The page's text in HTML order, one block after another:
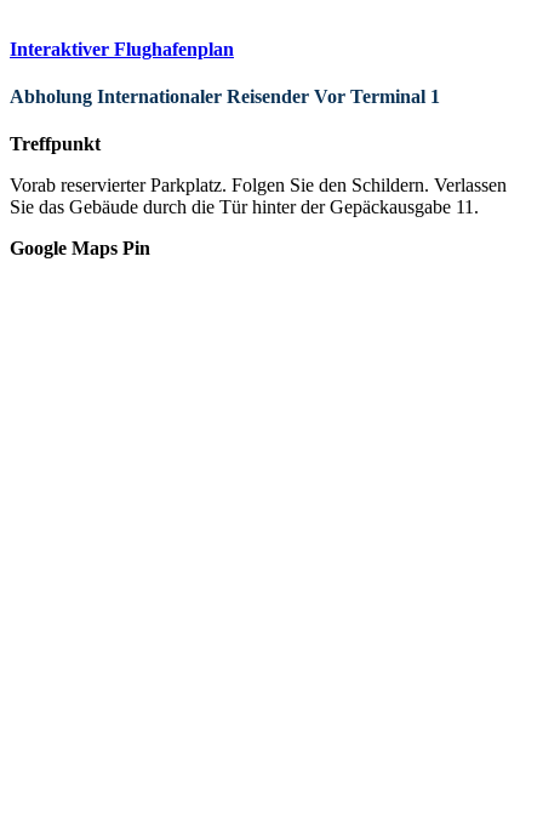
Interaktiver Flughafenplan
Abholung Internationaler Reisender Vor Terminal 1
Treffpunkt
Vorab reservierter Parkplatz. Folgen Sie den Schildern. Verlassen
Sie das Gebäude durch die Tür hinter der Gepäckausgabe 11.
Google Maps Pin